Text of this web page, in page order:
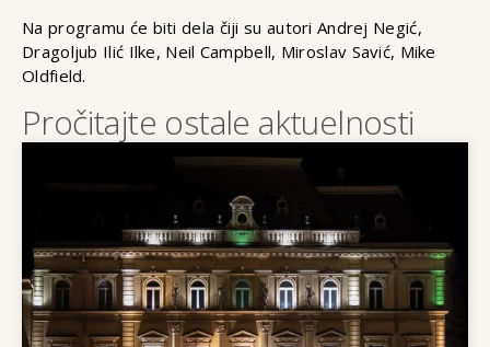
Na programu će biti dela čiji su autori Andrej Negić,
Dragoljub Ilić Ilke, Neil Campbell, Miroslav Savić, Mike
Oldfield.
Pročitajte ostale aktuelnosti